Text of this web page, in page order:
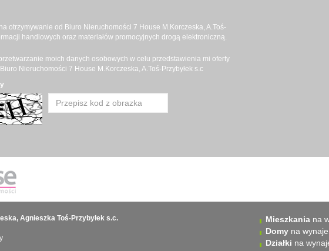
otrzymywanie od Biuro Nieruchomości 7 House M.Korczeska, A.Toś-
handlowych oraz materiałów promocyjnych drogą elektroniczną.
moich danych osobowych w celu przedstawienia mi oferty
Nieruchomości 7 House M.Korczeska, A.Toś-Przybyłek s.c
Agnieszka Toś-Przybyłek s.c.
Mieszkania na
Domy na
Działki na